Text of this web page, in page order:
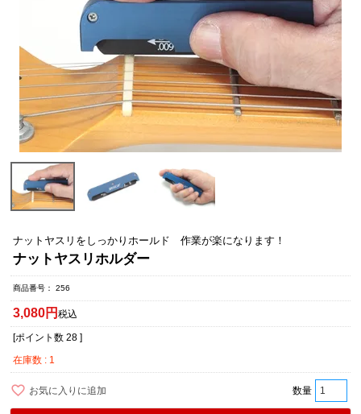
ナットヤスリをしっかりホールド 作業が楽になります！
ナットヤスリホルダー
商品番号 256
3,080 税込
[ポイント数 28 ]
在庫数
1
お気に入りに追加